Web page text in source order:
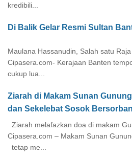
kredibili...
Di Balik Gelar Resmi Sultan
Maulana Hassanudin, Salah satu
Cipasera.com- Kerajaan Banten
cukup lua...
Ziarah di Makam Sunan
dan Sekelebat Sosok Bersorban
Ziarah melafazkan doa di makam
Cipasera.com – Makam Sunan
tetap me...